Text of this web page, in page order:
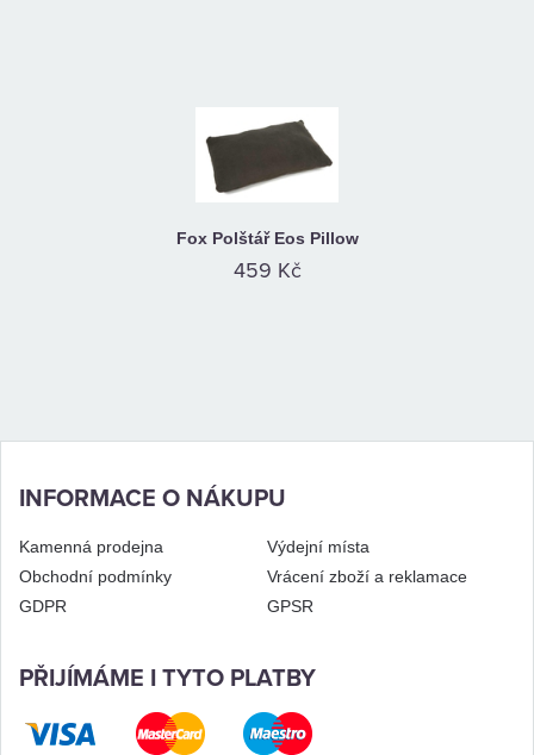
Fox Polštář Eos Pillow
459 Kč
INFORMACE O NÁKUPU
Kamenná prodejna
Výdejní místa
Obchodní podmínky
Vrácení zboží a reklamace
GDPR
GPSR
PŘIJÍMÁME I TYTO PLATBY